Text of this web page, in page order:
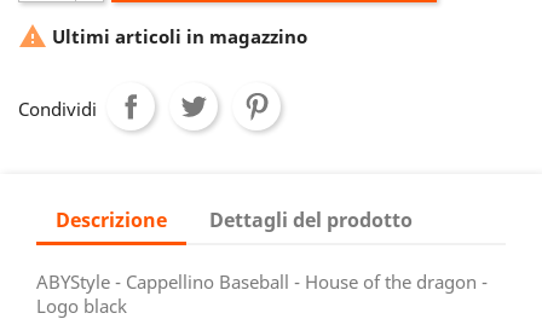
 Ultimi articoli in magazzino
Condividi
Descrizione Dettagli del prodotto
ABYStyle - Cappellino Baseball - House of the dragon -
Logo black